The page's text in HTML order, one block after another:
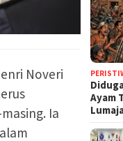
Noveri
Ia
Ayam